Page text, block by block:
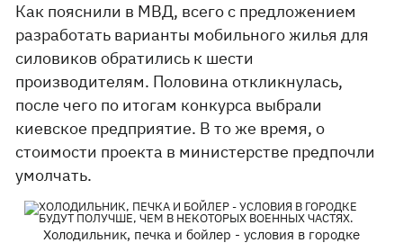
Как пояснили в МВД, всего с предложением
разработать варианты мобильного жилья для
силовиков обратились к шести
производителям. Половина откликнулась,
после чего по итогам конкурса выбрали
киевское предприятие. В то же время, о
стоимости проекта в министерстве предпочли
умолчать.
Холодильник, печка и бойлер - условия в городке